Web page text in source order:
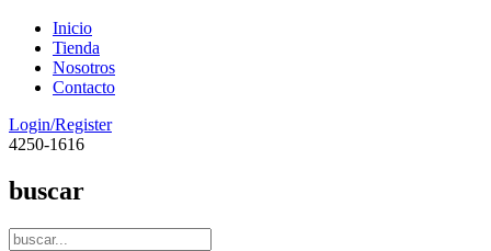
Inicio
Tienda
Nosotros
Contacto
Login/Register
4250-1616
buscar